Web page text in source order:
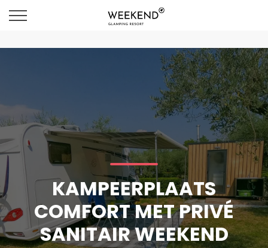
KAMPEERPLAATS
COMFORT MET PRIVÉ
SANITAIR WEEKEND